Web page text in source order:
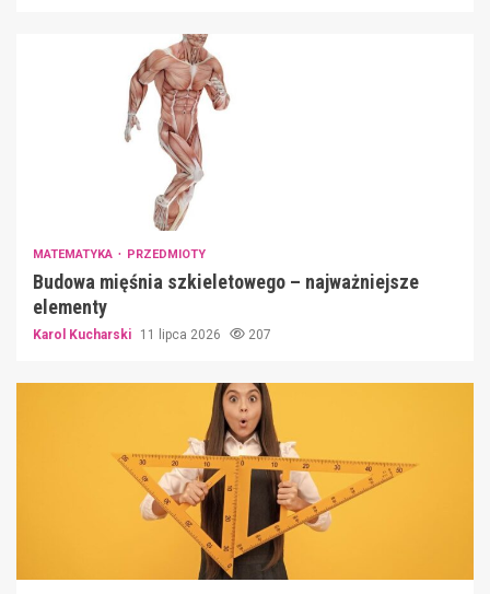
MATEMATYKA PRZEDMIOTY
Budowa mięśnia szkieletowego – najważniejsze
elementy
Karol Kucharski 11 lipca 2026 207